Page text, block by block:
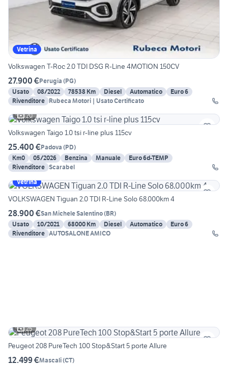
Vetrina
Volkswagen T-Roc 2.0 TDI DSG R-Line 4MOTION 150CV
27.900 €Perugia (PG)
Usato
08/2022 78538 Km Diesel Automatico
Euro 6
Rivenditore Rubeca Motori | Usato Certificato
20
Volkswagen Taigo 1.0 tsi r-line plus 115cv
25.400 €Padova (PD)
Km0
05/2026 Benzina Manuale
Euro 6d-TEMP
Rivenditore Scarabel
Vetrina
VOLKSWAGEN Tiguan 2.0 TDI R-Line Solo 68.000km 4
28.900 €San Michele Salentino(BR)
Usato
10/2021 68000 Km Diesel Automatico
Euro 6
Rivenditore AUTOSALONE AMICO
25
Peugeot 208 PureTech 100 Stop&Start 5 porte Allure
12.499 €Mascali(CT)